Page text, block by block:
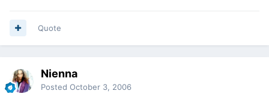
Quote
Nienna
Posted October 3, 2006